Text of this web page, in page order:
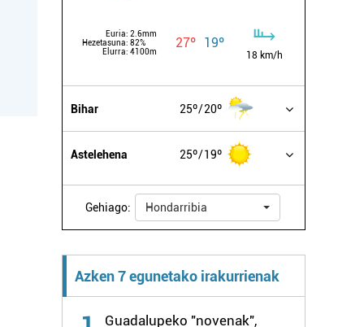
Euria: 2.6mm
Hezetasuna: 82%
Elurra: 4100m
27º 19º
18 km/h
Bihar 25º 20º
Astelehena 25º 19º
Gehiago: Hondarribia
Azken 7 egunetako irakurrienak
Guadalupeko "novenak",